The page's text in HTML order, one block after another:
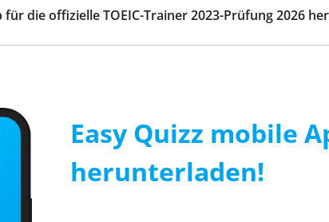
die offizielle TOEIC-Trainer 2023-Prüfung 2026
Easy Quizz mobile
herunterladen!